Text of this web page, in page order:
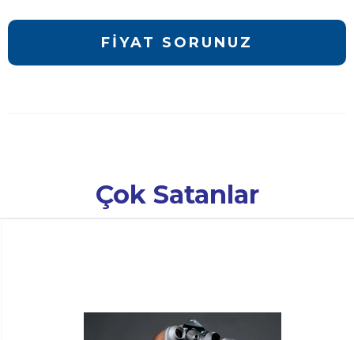
FİYAT SORUNUZ
Çok Satanlar